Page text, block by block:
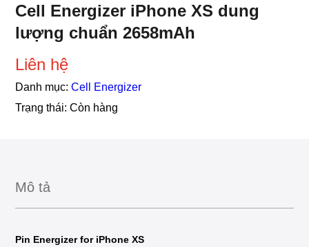
Cell Energizer iPhone XS dung
lượng chuẩn 2658mAh
Liên hệ
Danh mục:Cell Energizer
Trạng thái:Còn hàng
Mô tả
Pin Energizer for iPhone XS